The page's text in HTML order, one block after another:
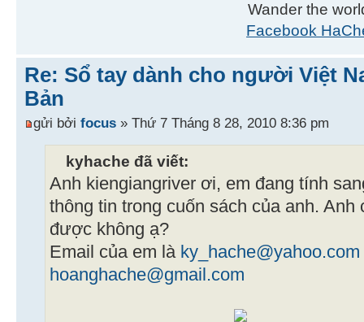
Wander the
Facebook
Re: Sổ tay dành cho người Việt
Bản
gửi bởi focus » Thứ 7 Tháng 8 28, 2010 8:36 pm
kyhache đã viết:
Anh kiengiangriver ơi, em đang tính
thông tin trong cuốn sách của anh. Anh
được không ạ?
Email của em là ky_hache@yahoo.com
hoanghache@gmail.com